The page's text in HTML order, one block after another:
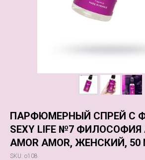
ПАРФЮМЕРНЫЙ СПРЕЙ С
SEXY LIFE №7
AMOR AMOR, ЖЕНСКИЙ,
SKU: о108